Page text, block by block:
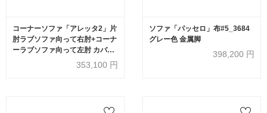
コーナーソファ「アレッタ2」片
肘ラブソファ向って右肘+コーナ
ーラブソファ向って左肘 カバー
リング仕様 布#eu-2/J228 レッド
色 脚部ダークブラウン色【受注
353,100 円
ソファ「パッセロ」布#5_3684
グレー色 金属脚
398,200 円